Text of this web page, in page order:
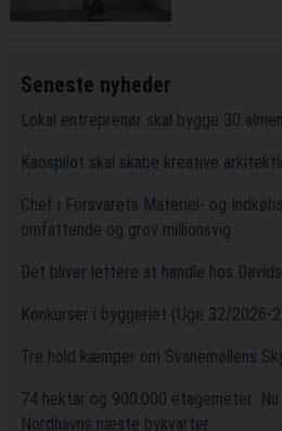
Seneste nyheder
Lokal entreprenør skal bygge 30
Kaospilot skal skabe kreative
Chef i Forsvarets Materiel- og
omfattende og grov millionsvig
Det bliver lettere at handle hos
Konkurser i byggeriet (Uge 32/2026-
Tre hold kæmper om Svanemøllens
74 hektar og 900.000 etagemeter:
Nordhavns næste bykvarter